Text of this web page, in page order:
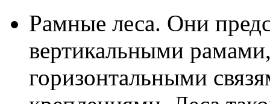
Рамные леса. Они
вертикальными
горизонтальными